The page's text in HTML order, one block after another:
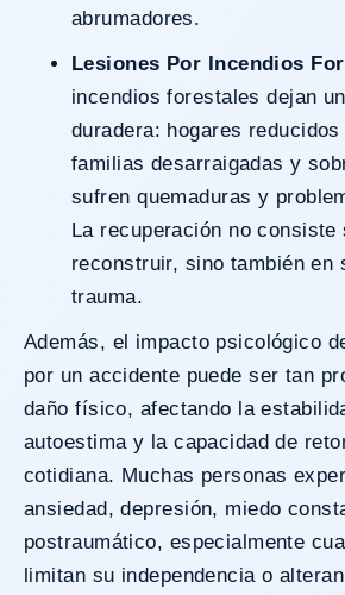
abrumadores.
Lesiones Por Incendios
incendios forestales dejan
duradera: hogares
familias desarraigadas y
sufren quemaduras y
La recuperación no consiste
reconstruir, sino también en
trauma.
Además, el impacto psicológico
por un accidente puede ser tan
daño físico, afectando la
autoestima y la capacidad de
cotidiana. Muchas personas
ansiedad, depresión, miedo
postraumático, especialmente
limitan su independencia o